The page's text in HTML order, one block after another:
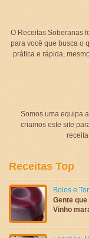
O Receitas Soberanas
para você que busca o
prática e rápida,
Somos uma equipa
criamos este site
Receitas Top
Bolos e
Gente
Vinho